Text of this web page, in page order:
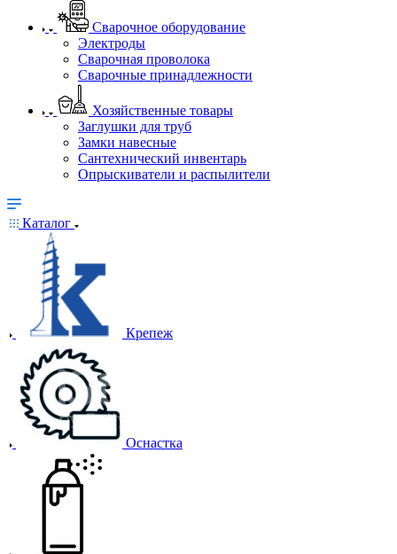
Сварочное оборудование
Электроды
Сварочная проволока
Сварочные принадлежности
Хозяйственные товары
Заглушки для труб
Замки навесные
Сантехнический инвентарь
Опрыскиватели и распылители
Каталог
Крепеж
Оснастка